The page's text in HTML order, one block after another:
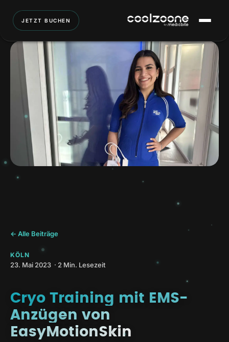
JETZT BUCHEN
← Alle Beiträge
KÖLN
23. Mai 2023 · 2 Min. Lesezeit
Cryo Training mit EMS-
Anzügen von
EasyMotionSkin